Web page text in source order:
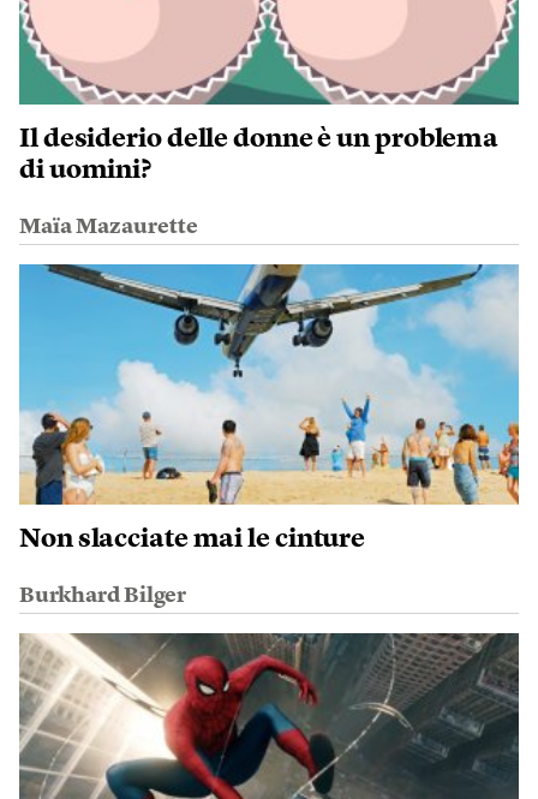
Il desiderio delle donne è un problema
di uomini?
Maïa Mazaurette
Non slacciate mai le cinture
Burkhard Bilger